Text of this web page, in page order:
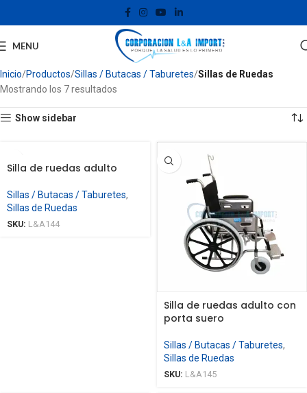
MENU
Inicio Productos Sillas / Butacas / Taburetes Sillas de Ruedas
Mostrando los 7 resultados
Show sidebar
Silla de ruedas adulto
Sillas / Butacas / Taburetes,
Sillas de Ruedas
SKU: L&A144
Silla de ruedas adulto con
porta suero
Sillas / Butacas / Taburetes,
Sillas de Ruedas
SKU: L&A145